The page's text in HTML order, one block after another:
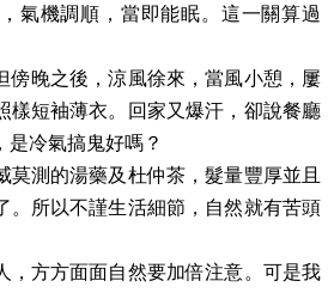
氣機調順，當即能眠。這一關算過
晚之後，涼風徐來，當風小憩，屢
樣短袖薄衣。回家又爆汗，卻說餐廳
是冷氣搞鬼好嗎？
測的湯藥及杜仲茶，髮量豐厚並且
。所以不謹生活細節，自然就有苦頭
方方面面自然要加倍注意。可是我